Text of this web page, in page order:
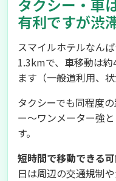
タクシー・車
有利ですが渋
スマイルホテルなん
1.3kmで、車移動は
ます（一般道利用、
タクシーでも同程度
ー〜ワンメーター強
す。
短時間で移動できる
日は周辺の交通規制